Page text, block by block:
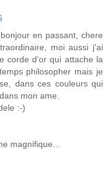
en passant, chere
moi aussi j'ai
corde d'or qui attache la
philosopher mais je
dans ces couleurs qui
mon ame.
:-)
magnifique...